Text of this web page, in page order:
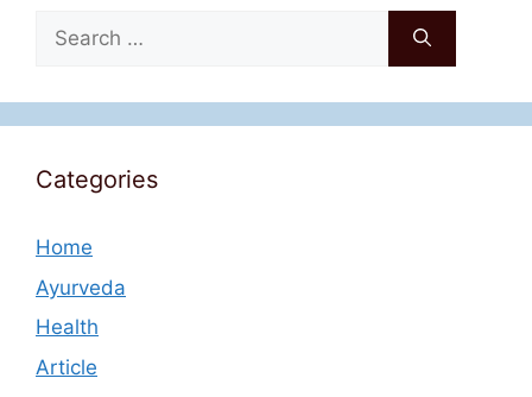
Search
for:
Categories
Home
Ayurveda
Health
Article